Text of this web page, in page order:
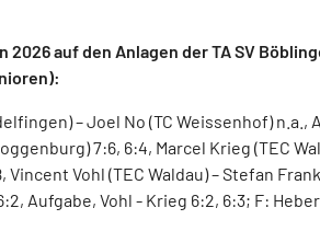
auf den Anlagen der TA SV
– Joel No (TC Weissenhof) n.a.,
7:6, 6:4, Marcel Krieg (TEC
Vohl (TEC Waldau) – Stefan Frank
Aufgabe, Vohl - Krieg 6:2, 6:3; F: Heber